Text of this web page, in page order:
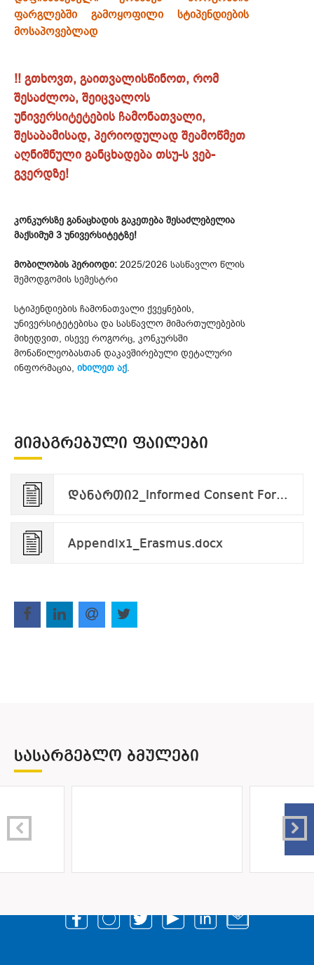
ფარგლებში გამოყოფილი სტიპენდიების
მოსაპოვებლად
!! გთხოვთ, გაითვალისწინოთ, რომ
შესაძლოა, შეიცვალოს
უნივერსიტეტების ჩამონათვალი,
შესაბამისად, პერიოდულად შეამოწმეთ
აღნიშნული განცხადება თსუ-ს ვებ-
გვერდზე!
კონკურსზე განაცხადის გაკეთება შესაძლებელია
მაქსიმუმ 3 უნივერსიტეტზე!
მობილობის პერიოდი: 2025/2026 სასწავლო წლის
შემოდგომის სემესტრი
სტიპენდიების ჩამონათვალი ქვეყნების,
უნივერსიტეტებისა და სასწავლო მიმართულებების
მიხედვით, ისევე როგორც, კონკურსში
მონაწილეობასთან დაკავშირებული დეტალური
ინფორმაცია, იხილეთ აქ.
ᲛᲘᲛᲐᲒᲠᲔᲑᲣᲚᲘ ᲤᲐᲘᲚᲔᲑᲘ
დანართი2_Informed Consent Form_applicant_v.09.24.pdf
Appendix1_Erasmus.docx
ᲡᲐᲡᲐᲠᲒᲔᲑᲚᲝ ᲑᲛᲣᲚᲔᲑᲘ